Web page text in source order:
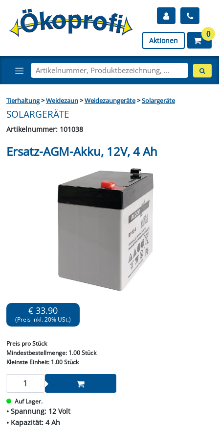
Aktionen
0
Tierhaltung>Weidezaun>Weidezaungeräte>Solargeräte
SOLARGERÄTE
Artikelnummer: 101038
Ersatz-AGM-Akku, 12V, 4 Ah
€ 33.90
(Preis inkl. 20% USt.)
Preis pro Stück
Mindestbestellmenge: 1.00 Stück
Kleinste Einheit:1.00 Stück
Auf Lager.
• Spannung: 12 Volt
• Kapazität: 4 Ah